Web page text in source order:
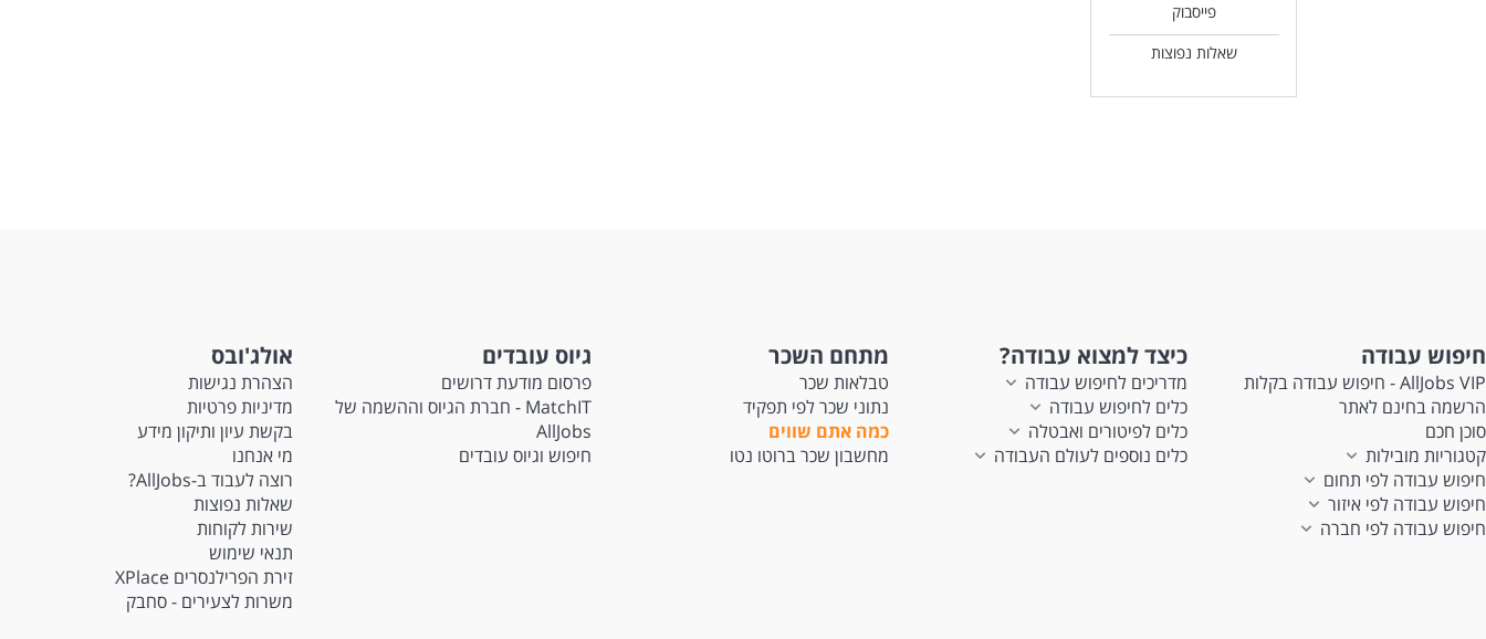
פייסבוק
שאלות נפוצות
חיפוש עבודה
AllJobs VIP - חיפוש עבודה בקלות
הרשמה בחינם לאתר
סוכן חכם
קטגוריות מובילות
חיפוש עבודה לפי תחום
חיפוש עבודה לפי איזור
חיפוש עבודה לפי חברה
כיצד למצוא עבודה?
מדריכים לחיפוש עבודה
כלים לחיפוש עבודה
כלים לפיטורים ואבטלה
כלים נוספים לעולם העבודה
מתחם השכר
טבלאות שכר
נתוני שכר לפי תפקיד
כמה אתם שווים
מחשבון שכר ברוטו נטו
גיוס עובדים
פרסום מודעת דרושים
MatchIT - חברת הגיוס וההשמה של
AllJobs
חיפוש וגיוס עובדים
אולג'ובס
הצהרת נגישות
מדיניות פרטיות
בקשת עיון ותיקון מידע
מי אנחנו
רוצה לעבוד ב-AllJobs?
שאלות נפוצות
שירות לקוחות
תנאי שימוש
זירת הפרילנסרים XPlace
משרות לצעירים - סחבק